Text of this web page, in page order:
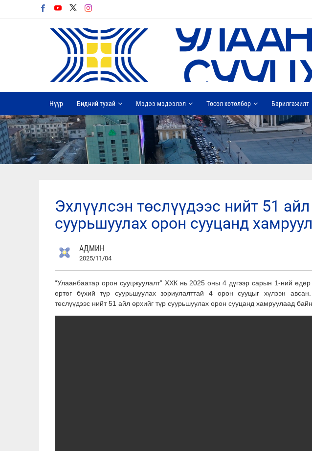
Нүүр Бидний тухай Мэдээ мэдээлэл Төсөл хөтөлбөр Барилгажилт
эхлүүлсэн төслүүдээс нийт 51 айл өрхийг түр
суурьшуулах орон сууцанд
АДМИН
2025/11/04
“Улаанбаатар орон сууцжуулалт” ХХК нь 2025 оны 4 дүгээр сарын 1-ний
өртөг бүхий түр суурьшуулах зориулалттай 4 орон сууцыг хүлээн
төслүүдээс нийт 51 айл өрхийг түр суурьшуулах орон сууцанд хамруулаад